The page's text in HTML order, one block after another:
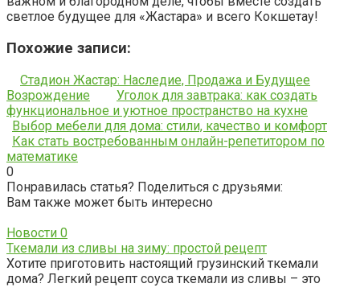
светлое будущее для «Жастара» и всего Кокшетау!
Похожие записи:
Стадион Жастар: Наследие, Продажа и Будущее
Возрождение
Уголок для завтрака: как создать
функциональное и уютное пространство на кухне
Выбор мебели для дома: стили, качество и комфорт
Как стать востребованным онлайн-репетитором по
математике
0
Понравилась статья? Поделиться с друзьями:
Вам также может быть интересно
Новости 0
Ткемали из сливы на зиму: простой рецепт
Хотите приготовить настоящий грузинский ткемали
дома? Легкий рецепт соуса ткемали из сливы – это